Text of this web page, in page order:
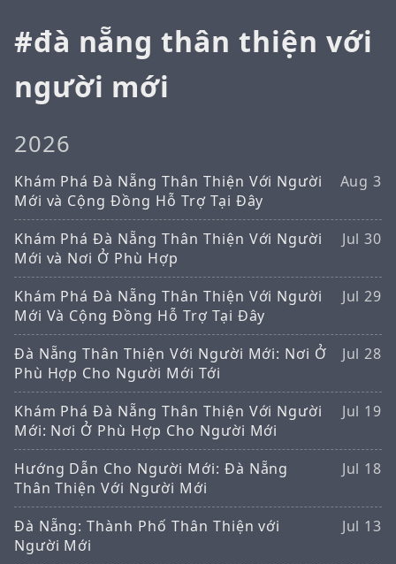
đà nẵng thân thiện với
người mới
2026
Khám Phá Đà Nẵng Thân Thiện Với Người
Mới và Cộng Đồng Hỗ Trợ Tại Đây
Aug 3
Khám Phá Đà Nẵng Thân Thiện Với Người
Mới và Nơi Ở Phù Hợp
Jul 30
Khám Phá Đà Nẵng Thân Thiện Với Người
Mới Và Cộng Đồng Hỗ Trợ Tại Đây
Jul 29
Đà Nẵng Thân Thiện Với Người Mới: Nơi Ở
Phù Hợp Cho Người Mới Tới
Jul 28
Khám Phá Đà Nẵng Thân Thiện Với Người
Mới: Nơi Ở Phù Hợp Cho Người Mới
Jul 19
Hướng Dẫn Cho Người Mới: Đà Nẵng
Thân Thiện Với Người Mới
Jul 18
Đà Nẵng: Thành Phố Thân Thiện với
Người Mới
Jul 13